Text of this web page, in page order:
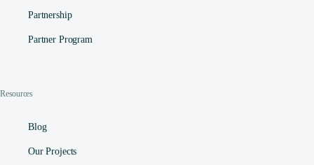
Partnership
Partner Program
Resources
Blog
Our Projects